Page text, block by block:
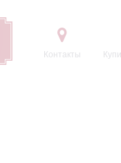
Контакты